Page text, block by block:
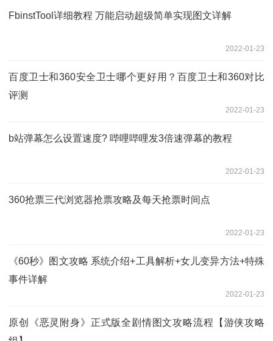
FbinstTool详细教程 万能启动超级简单实现图文详解
2022-01-23
百度卫士和360安全卫士哪个更好用？百度卫士和360对比
评测
2022-01-23
b站弹幕怎么设置速度? 哔哩哔哩发3倍速弹幕的教程
2022-01-23
360抢票三代浏览器抢票攻略及每天抢票时间点
2022-01-23
《60秒》图文攻略 系统介绍+工具解析+女儿变异方法+特殊
事件详解
2022-01-23
原创《恶灵附身》正式版全剧情图文攻略流程【游侠攻略